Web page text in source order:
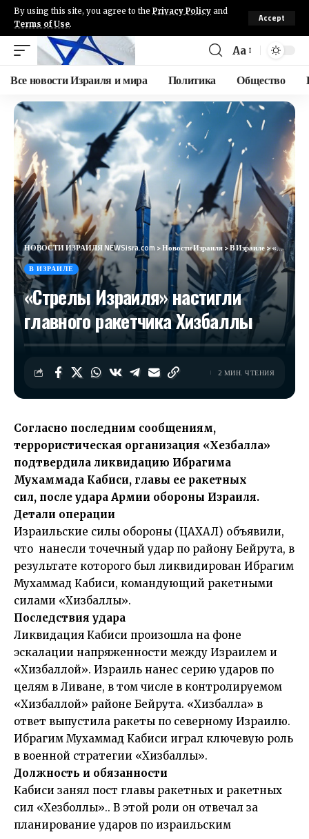
By using this site, you agree to the Privacy Policy and
Terms of Use.
Accept
Aa
Все новости Израиля и мира Политика Общество
НОВОСТИ ИЗРАИЛЯ NEWSisra.com >Новости Израиля>В Израиле>«Стрелы Израиля» настигли главного ракетчика Хизбаллы
В ИЗРАИЛЕ
«Стрелы Израиля» настигли
главного ракетчика Хизбаллы
2 МИН. ЧТЕНИЯ
Согласно последним сообщениям,
террористическая организация «Хезбалла»
подтвердила ликвидацию Ибрагима
Мухаммада Кабиси, главы ее ракетных
сил, после удара Армии обороны Израиля.
Детали операции
Израильские силы обороны (ЦАХАЛ) объявили,
что нанесли точечный удар по району Бейрута, в
результате которого был ликвидирован Ибрагим
Мухаммад Кабиси, командующий ракетными
силами «Хизбаллы».
Последствия удара
Ликвидация Кабиси произошла на фоне
эскалации напряженности между Израилем и
«Хизбаллой». Израиль нанес серию ударов по
целям в Ливане, в том числе в контролируемом
«Хизбаллой» районе Бейрута. «Хизбалла» в
ответ выпустила ракеты по северному Израилю.
Ибрагим Мухаммад Кабиси играл ключевую роль
в военной стратегии «Хизбаллы».
Должность и обязанности
Кабиси занял пост главы ракетных и ракетных
сил «Хезболлы».. В этой роли он отвечал за
планирование ударов по израильским